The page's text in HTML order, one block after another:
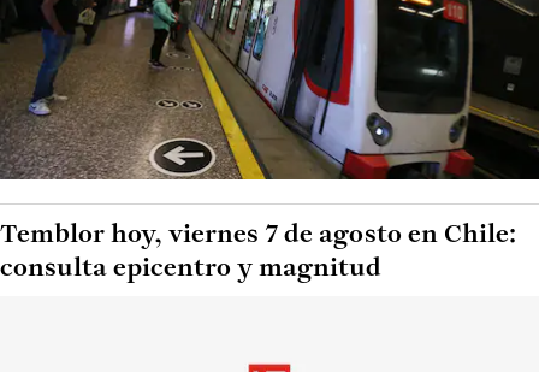
Temblor hoy, viernes 7 de agosto en Chile:
consulta epicentro y magnitud